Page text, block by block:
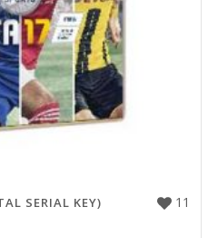
11
SERIAL KEY)